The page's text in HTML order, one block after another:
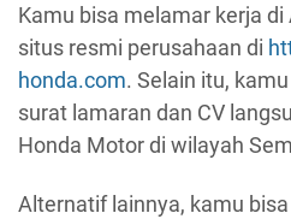
Kamu bisa melamar kerja
situs resmi perusahaan di
honda.com. Selain itu,
surat lamaran dan CV
Honda Motor di wilayah
Alternatif lainnya, kamu